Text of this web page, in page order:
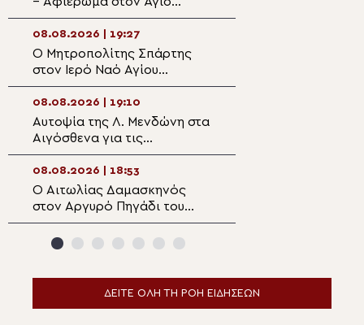
Καλλίνικο Εδέσσης (ΒΙΝΤΕΟ)
08.08.2026 | 19:27
Ο Μητροπολίτης Σπάρτης
στον Ιερό Ναό Αγίου
Φανουρίου στον οικισμό
Κατσαρού
08.08.2026 | 19:10
Αυτοψία της Λ. Μενδώνη στα
Αιγόσθενα για τις
επιπτώσεις της πυρκαγιάς
08.08.2026 | 18:53
Ο Αιτωλίας Δαμασκηνός
στον Αργυρό Πηγάδι του
Θέρμου
ΔΕΙΤΕ ΟΛΗ ΤΗ ΡΟΗ ΕΙΔΗΣΕΩΝ